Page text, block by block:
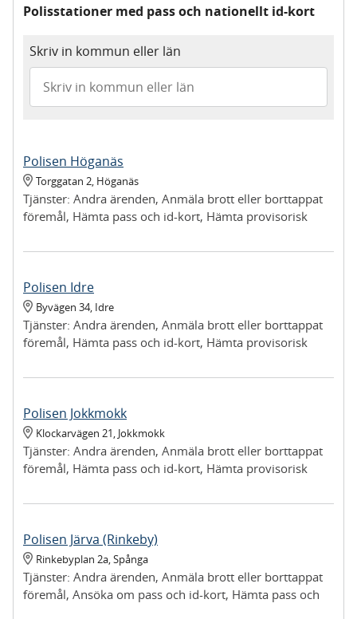
Polisstationer med pass och nationellt id-kort
Skriv in kommun eller län
Polisen Höganäs
Torggatan 2, Höganäs
Tjänster: Andra ärenden, Anmäla brott eller borttappat
föremål, Hämta pass och id-kort, Hämta provisorisk
Polisen Idre
Byvägen 34, Idre
Tjänster: Andra ärenden, Anmäla brott eller borttappat
föremål, Hämta pass och id-kort, Hämta provisorisk
Polisen Jokkmokk
Klockarvägen 21, Jokkmokk
Tjänster: Andra ärenden, Anmäla brott eller borttappat
föremål, Hämta pass och id-kort, Hämta provisorisk
vapen
Polisen Järva (Rinkeby)
Rinkebyplan 2a,Spånga
Tjänster: Andra ärenden, Anmäla brott eller borttappat
föremål, Ansöka om pass och id-kort, Hämta pass och